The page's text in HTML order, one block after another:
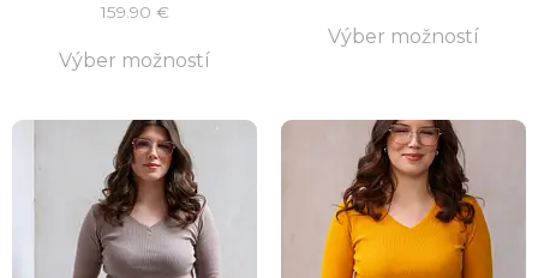
159.90 €
Výber možností
Výber možností